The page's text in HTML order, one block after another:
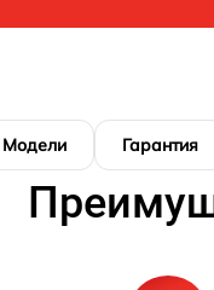
Модели Гарантия